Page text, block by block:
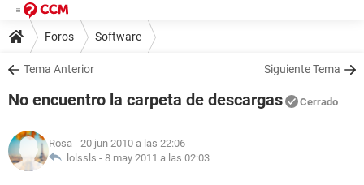
Foros Software
Tema Anterior Siguiente Tema
No encuentro la carpeta de descargas Cerrado
Rosa - 20 jun 2010 a las 22:06
lolssls - 8 may 2011 a las 02:03